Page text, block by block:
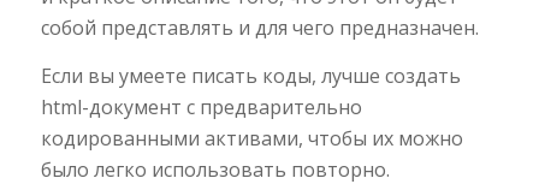
собой представлять и для чего предназначен.
Если вы умеете писать коды, лучше создать
html-документ с предварительно
кодированными активами, чтобы их можно
было легко использовать повторно.